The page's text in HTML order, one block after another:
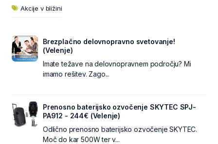
Akcije v bližini
Brezplačno delovnopravno svetovanje!
(Velenje)
Imate težave na delovnopravnem področju? Mi
imamo rešitev. Zago...
Prenosno baterijsko ozvočenje SKYTEC SPJ-
PA912 - 244€ (Velenje)
Odlično prenosno baterijsko ozvočenje SKYTEC.
Moč do kar 500W ter v...